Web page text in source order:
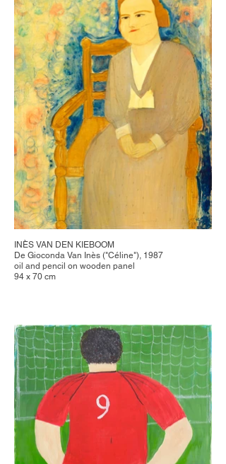
INÈS VAN DEN KIEBOOM
De Gioconda Van Inès ("Céline"), 1987
oil and pencil on wooden panel
94 x 70 cm